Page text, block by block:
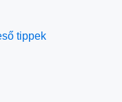
tippek